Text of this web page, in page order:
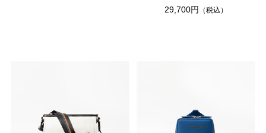
29,700円
（税込）